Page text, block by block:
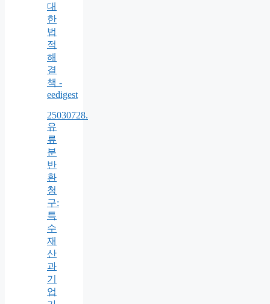
대
한
법
적
해
결
책 -
eedigest
25030728.
유
류
분
반
환
청
구:
특
수
재
산
과
기
업